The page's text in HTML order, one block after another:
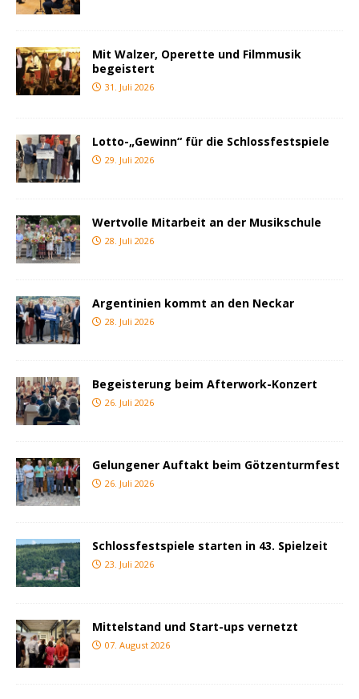
Mit Walzer, Operette und Filmmusik
begeistert
31. Juli 2026
Lotto-„Gewinn“ für die Schlossfestspiele
29. Juli 2026
Wertvolle Mitarbeit an der Musikschule
28. Juli 2026
Argentinien kommt an den Neckar
28. Juli 2026
Begeisterung beim Afterwork-Konzert
26. Juli 2026
Gelungener Auftakt beim Götzenturmfest
26. Juli 2026
Schlossfestspiele starten in 43. Spielzeit
23. Juli 2026
Mittelstand und Start-ups vernetzt
07. August 2026